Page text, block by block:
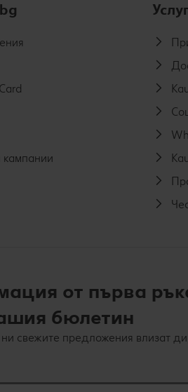
кампании
от първа
бюлетин
свежите предложения влизат